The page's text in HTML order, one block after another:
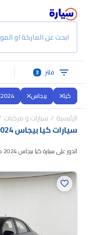
ابحث عن الماركة او
فلتر 3
كيا بيجاس 2024
الرئيسية سيارات و مركبات
سيارات كيا بيجاس 2024 للبيع في السعودية